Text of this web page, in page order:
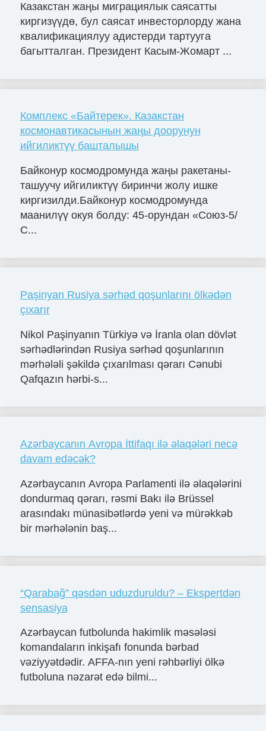
Казакстан жаңы миграциялык саясатты
киргизүүдө, бул саясат инвесторлорду жана
квалификациялуу адистерди тартууга
багытталган. Президент Касым-Жомарт ...
Комплекс «Байтерек». Казакстан
космонавтикасынын жаңы доорунун
ийгиликтүү башталышы
Байконур космодромунда жаңы ракетаны-
ташуучу ийгиликтүү биринчи жолу ишке
киргизилди.Байконур космодромунда
маанилүү окуя болду: 45-орундан «Союз-5/
С...
Paşinyan Rusiya sərhəd qoşunlarını ölkədən
çıxarır
Nikol Paşinyanın Türkiyə və İranla olan dövlət
sərhədlərindən Rusiya sərhəd qoşunlarının
mərhələli şəkildə çıxarılması qərarı Cənubi
Qafqazın hərbi-s...
Azərbaycanın Avropa İttifaqı ilə əlaqələri necə
davam edəcək?
Azərbaycanın Avropa Parlamenti ilə əlaqələrini
dondurmaq qərarı, rəsmi Bakı ilə Brüssel
arasındakı münasibətlərdə yeni və mürəkkəb
bir mərhələnin baş...
“Qarabağ” qəsdən uduzduruldu? – Ekspertdən
sensasiya
Azərbaycan futbolunda hakimlik məsələsi
komandaların inkişafı fonunda bərbad
vəziyyətdədir. AFFA-nın yeni rəhbərliyi ölkə
futboluna nəzarət edə bilmi...